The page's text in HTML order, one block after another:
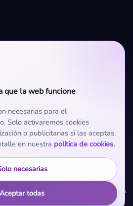
que la web funcione
necesarias para el
Solo activaremos cookies
o publicitarias si las aceptas.
en nuestra política de cookies.
necesarias
Aceptar todas © 2026 OpenClima.